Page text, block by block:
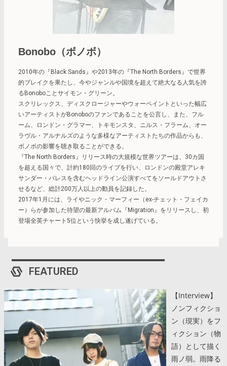
Bonobo（ボノボ）
2010年の『Black Sands』や2013年の『The North Borders』で世界
的ブレイクを果たし、今やジャンルや国境を超えて絶大なる人気を誇
るBonoboことサイモン・グリーン。
スクリレックス、ディスクロージャーやウォーペイントといった幅広
いアーティストがBonoboのファンであることを公言し、また、フル
ーム、ロンドン・グラマー、トキモンスタ、ニルス・フラーム、オー
ラヴル・アルナルズのような多様なアーティストたちの作品からも、
ボノボの影響を聴き取ることができる。
『The North Borders』リリース時の大規模な世界ツアーは、30カ国
を超える国々で、計約180回のライブを行い、ロンドンの殿堂アレキ
サンダー・パレスを含むヘッドライン公演すべてをソールドアウトさ
せるなど、総計200万人以上の動員を記録した。
2017年1月には、ライやニック・マーフィー（ex-チェット・フェイカ
ー）らが参加した待望の最新アルバム『Migration』をリリースし、初
登場全英チャート5位という快挙を成し遂げている。
FEATURED
【Interview】
ノンフィクショ
ン（現実）をフ
ィクション（物
語）として描く
雨ノ弱。雨降る